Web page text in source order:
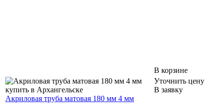
В корзине
Акриловая труба матовая 180 мм 4 мм
Уточнить цену
В заявку